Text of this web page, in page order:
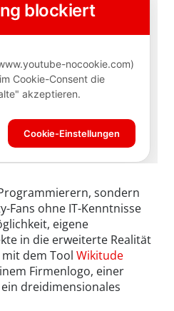
sondern
Fans ohne IT-Kenntnisse
eigene
in die erweiterte Realität
dem Tool Wikitude
Firmenlogo, einer
dreidimensionales